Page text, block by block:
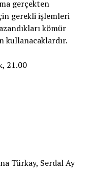
gerçekten
gerekli işlemleri
kömür
kullanacaklardır.
21.00
Türkay, Serdal Ay